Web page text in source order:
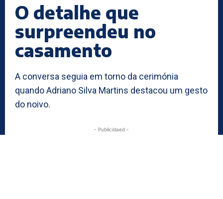
O detalhe que
surpreendeu no
casamento
A conversa seguia em torno da cerimónia
quando Adriano Silva Martins destacou um gesto
do noivo.
- Publicidaed -